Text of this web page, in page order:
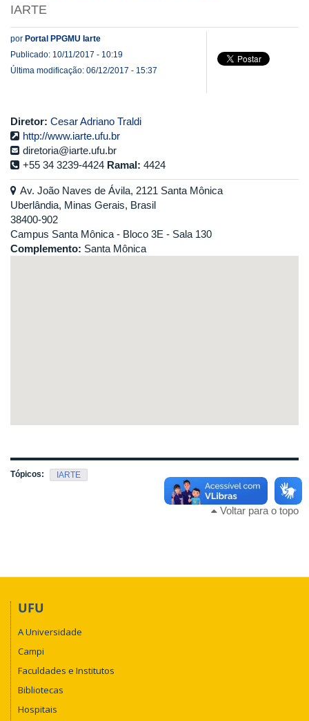
IARTE
por Portal PPGMU Iarte
Publicado: 10/11/2017 - 10:19
Última modificação: 06/12/2017 - 15:37
Diretor: Cesar Adriano Traldi
http://www.iarte.ufu.br
diretoria@iarte.ufu.br
+55 34 3239-4424 Ramal: 4424
Av. João Naves de Ávila, 2121 Santa Mônica
Uberlândia, Minas Gerais, Brasil
38400-902
Campus Santa Mônica - Bloco 3E - Sala 130
Complemento: Santa Mônica
Tópicos: IARTE
Voltar para o topo
UFU
A Universidade
Campi
Faculdades e Institutos
Bibliotecas
Hospitais